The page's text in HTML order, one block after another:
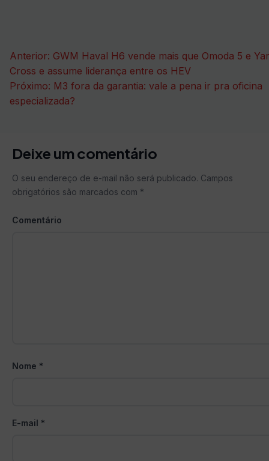
Navegação
de
Post
Anterior: GWM Haval H6 vende mais que Omoda 5 e
Cross e assume liderança entre os HEV
Próximo: M3 fora da garantia: vale a pena ir pra oficina
especializada?
Deixe um comentário
O seu endereço de e-mail não será publicado. Campos
obrigatórios são marcados com *
Comentário
Nome *
E-mail *